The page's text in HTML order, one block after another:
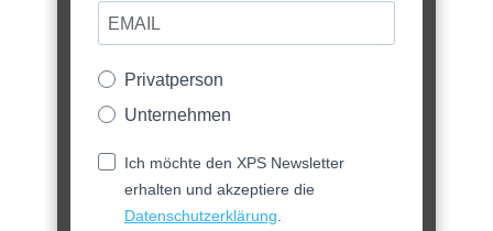
Privatperson
Unternehmen
Ich möchte den XPS Newsletter
erhalten und akzeptiere die
Datenschutzerklärung.